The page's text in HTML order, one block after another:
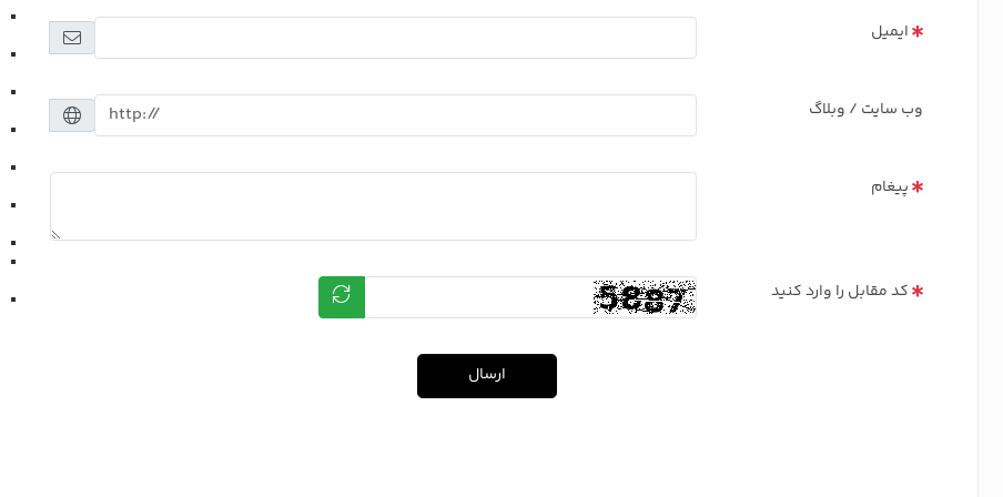
ایمیل
وب سایت / وبلاگ
پیغام
کد مقابل را وارد کنید
ارسال